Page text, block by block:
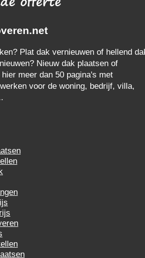
Plat dak vernieuwen of hellend
Nieuw dak plaatsen of
meer dan 50 pagina's met
voor de woning, bedrijf, villa,